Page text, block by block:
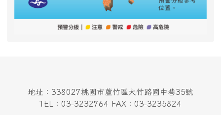
地址：338027桃園市蘆竹區大竹路國中巷35號
TEL：03-3232764 FAX：03-3235824